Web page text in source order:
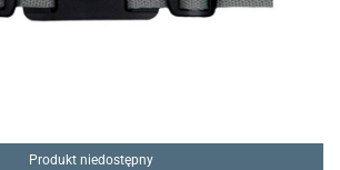
Produkt niedostępny